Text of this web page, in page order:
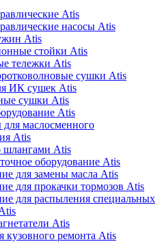
Atis
насосы Atis
Atis
стойки Atis
тележки Atis
сушки Atis
ИК сушек Atis
сушки Atis
Atis
для маслосменного
Atis
шлангами Atis
оборудование Atis
для замены масла Atis
для прокачки тормозов Atis
для распыления специальных
Atis
кузовного ремонта Atis